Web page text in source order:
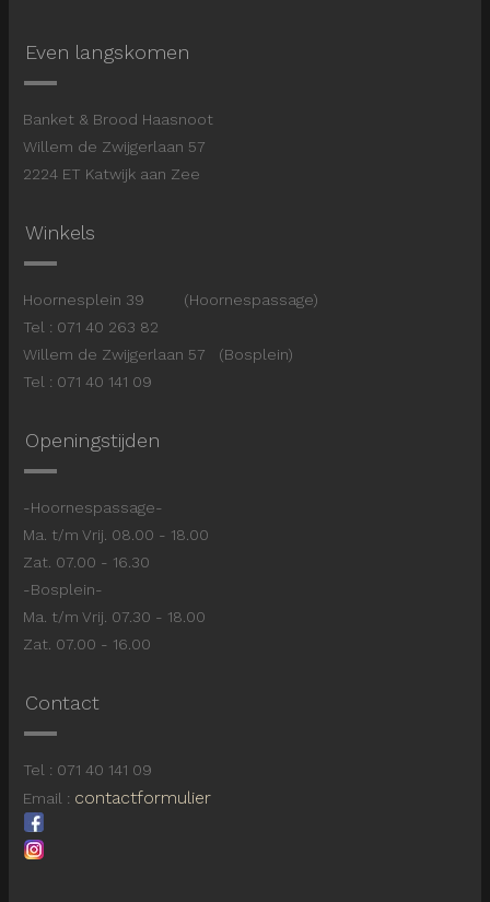
Even langskomen
Banket & Brood Haasnoot
Willem de Zwijgerlaan 57
2224 ET Katwijk aan Zee
Winkels
Hoornesplein 39 (Hoornespassage)
Tel : 071 40 263 82
Willem de Zwijgerlaan 57 (Bosplein)
Tel : 071 40 141 09
Openingstijden
-Hoornespassage-
Ma. t/m Vrij. 08.00 - 18.00
Zat. 07.00 - 16.30
-Bosplein-
Ma. t/m Vrij. 07.30 - 18.00
Zat. 07.00 - 16.00
Contact
Tel : 071 40 141 09
Email : contactformulier